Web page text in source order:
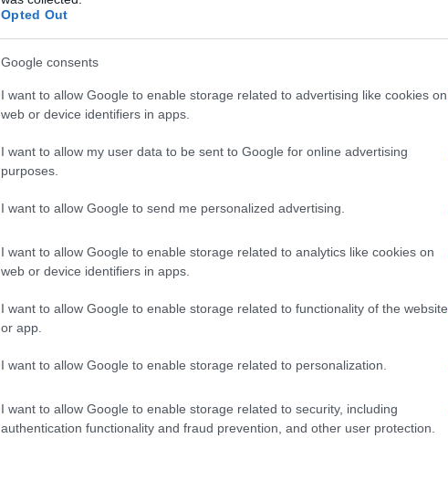
Opted Out
Google consents
I want to allow Google to enable storage related to advertising like cookies on
web or device identifiers in apps.
I want to allow my user data to be sent to Google for online advertising
purposes.
I want to allow Google to send me personalized advertising.
I want to allow Google to enable storage related to analytics like cookies on
web or device identifiers in apps.
I want to allow Google to enable storage related to functionality of the website
or app.
I want to allow Google to enable storage related to personalization.
I want to allow Google to enable storage related to security, including
authentication functionality and fraud prevention, and other user protection.